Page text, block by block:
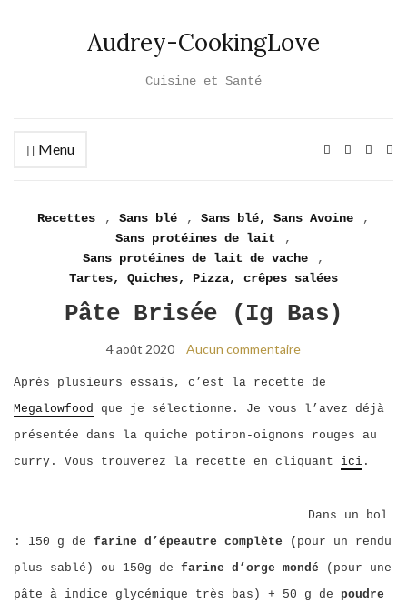
Audrey-CookingLove
Cuisine et Santé
Menu
Recettes , Sans blé , Sans blé, Sans Avoine
,
Sans protéines de lait
,
Sans protéines de lait de vache
,
Tartes, Quiches, Pizza, crêpes salées
Pâte Brisée (ig Bas)
4 août 2020 Aucun commentaire
Après plusieurs essais, c’est la recette de
Megalowfood que je sélectionne. Je vous l’avez déjà
présentée dans la quiche potiron-oignons rouges au
curry. Vous trouverez la recette en cliquant ici .
Dans un bol
: 150 g de farine d’épeautre complète ( pour un rendu
plus sablé) ou 150g de farine d’orge mondé (pour une
pâte à indice glycémique très bas)
+ 50 g de poudre